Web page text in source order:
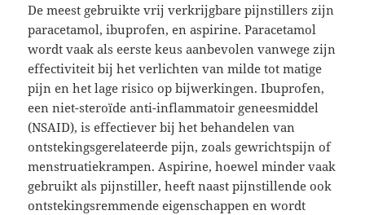
De meest gebruikte vrij verkrijgbare pijnstillers zijn
paracetamol, ibuprofen, en aspirine. Paracetamol
wordt vaak als eerste keus aanbevolen vanwege zijn
effectiviteit bij het verlichten van milde tot matige
pijn en het lage risico op bijwerkingen. Ibuprofen,
een niet-steroïde anti-inflammatoir geneesmiddel
(NSAID), is effectiever bij het behandelen van
ontstekingsgerelateerde pijn, zoals gewrichtspijn of
menstruatiekrampen. Aspirine, hoewel minder vaak
gebruikt als pijnstiller, heeft naast pijnstillende ook
ontstekingsremmende eigenschappen en wordt